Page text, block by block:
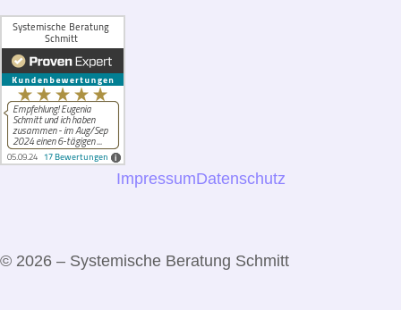
ImpressumDatenschutz
© 2026 – Systemische Beratung Schmitt